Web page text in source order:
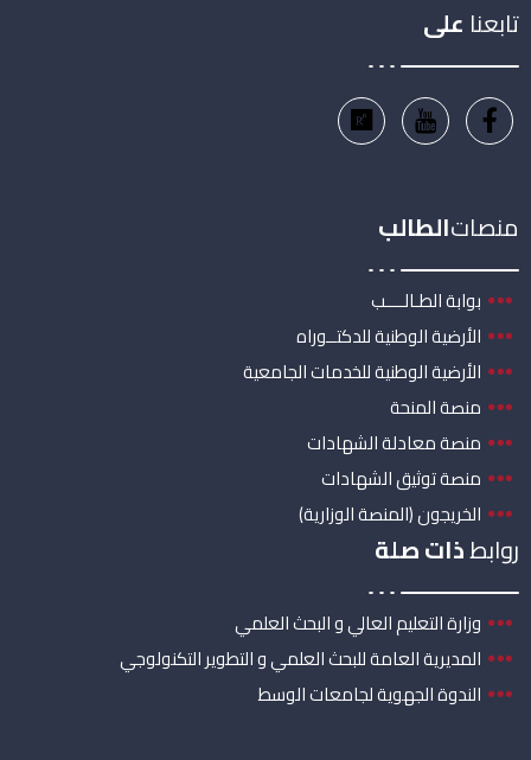
تابعنا على
منصاتالطالب
بوابة الطـالــــب
الأرضية الوطنية للدكتــوراه
الأرضية الوطنية للخدمات الجامعية
منصة المنحة
منصة معادلة الشهادات
منصة توثيق الشهادات
الخريجون (المنصة الوزارية)
روابطذات صلة
وزارة التعليم العالي و البحث العلمي
المديرية العامة للبحث العلمي و التطوير التكنولوجي
الندوة الجهوية لجامعات الوسط